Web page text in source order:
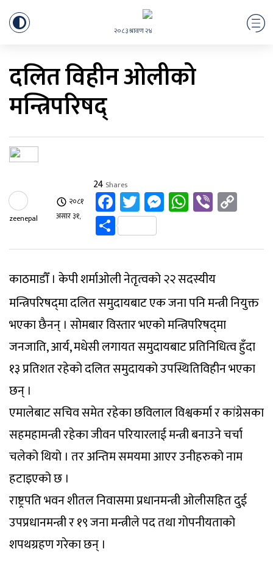
२०८३ श्रावण २४
दलित विहीन ओलीको
मन्त्रिपरिषद्
zeenepal
२०८१
असार ३१,
24 Shares
Facebook
Twitter
Messenger
WhatsApp
Viber
Link
Share
काठमाडौँ । केपी शर्माओली नेतृत्वको २२ सदस्यीय
मन्त्रिपरिषद्‌मा दलित समुदायबाट एक जना पनि मन्त्री नियुक्त
भएका छैनन् । सोमबार विस्तार भएको मन्त्रिपरिषद्‌मा
जनजाति, आर्य, मधेसी लगायत समुदायबाट प्रतिनिधित्व हुँदा
१३ प्रतिशत रहेको दलित समुदायको उपस्थितिविहीन भएका
छन् ।
एमालेबाट सचिव समेत रहेका छविलाल विश्वकर्मा र कांग्रेसका
सहमहामन्त्री रहेका जीवन परियारलाई मन्त्री बनाउने चर्चा
चलेको थियो । तर अन्तिम समयमा आएर उनीहरुको नाम
हटाइएको छ ।
राष्ट्रपति भवन शीतल निवासमा प्रधानमन्त्री ओलीसहित दुई
उपप्रधानमन्त्री र १९ जना मन्त्रीले पद तथा गोपनीयताको
शपथग्रहण गरेका छन् ।